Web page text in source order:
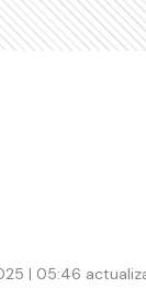
| 05:46